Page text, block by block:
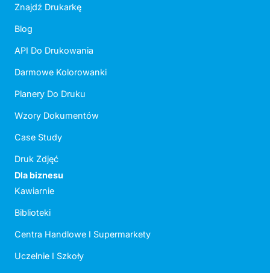
Znajdź Drukarkę
Blog
API Do Drukowania
Darmowe Kolorowanki
Planery Do Druku
Wzory Dokumentów
Case Study
Druk Zdjęć
Dla biznesu
Kawiarnie
Biblioteki
Centra Handlowe I Supermarkety
Uczelnie I Szkoły